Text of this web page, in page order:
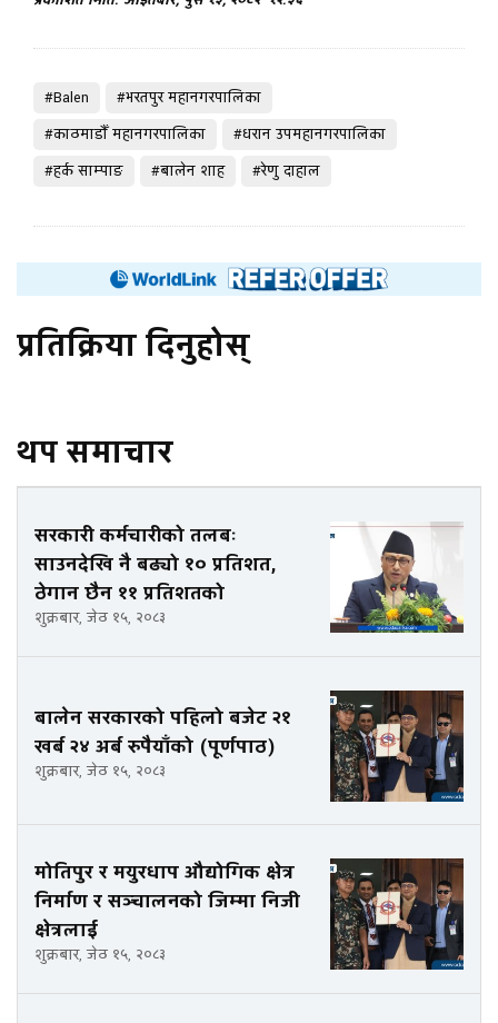
#Balen
#भरतपुर महानगरपालिका
#काठमाडाैँ महानगरपालिका
#धरान उपमहानगरपालिका
#हर्क साम्पाङ
#बालेन शाह #रेणु दाहाल
प्रतिक्रिया दिनुहोस्
थप समाचार
सरकारी कर्मचारीको तलबः
साउनदेखि नै बढ्यो १० प्रतिशत,
ठेगान छैन ११ प्रतिशतको
शुक्रबार, जेठ १५, २०८३
बालेन सरकारको पहिलो बजेट २१
खर्ब २४ अर्ब रुपैयाँको (पूर्णपाठ)
शुक्रबार, जेठ १५, २०८३
मोतिपुर र मयुरधाप औद्योगिक क्षेत्र
निर्माण र सञ्चालनको जिम्मा निजी
क्षेत्रलाई
शुक्रबार, जेठ १५, २०८३